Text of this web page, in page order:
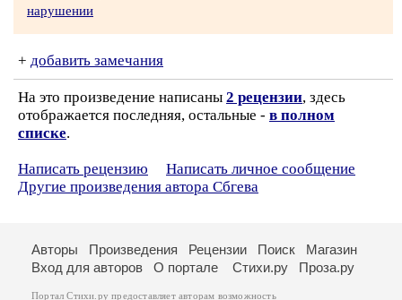
нарушении
+ добавить замечания
На это произведение написаны 2 рецензии, здесь
отображается последняя, остальные - в полном
списке.
Написать рецензию
Написать личное сообщение
Другие произведения автора Сбгева
Авторы Произведения Рецензии Поиск
Магазин
Вход для авторов
О портале Стихи.ру Проза.ру
Портал Стихи.ру предоставляет авторам возможность